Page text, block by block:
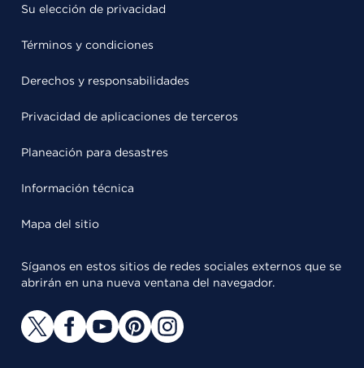
Su elección de privacidad
Términos y condiciones
Derechos y responsabilidades
Privacidad de aplicaciones de terceros
Planeación para desastres
Información técnica
Mapa del sitio
Síganos en estos sitios de redes sociales externos que se
abrirán en una nueva ventana del navegador.